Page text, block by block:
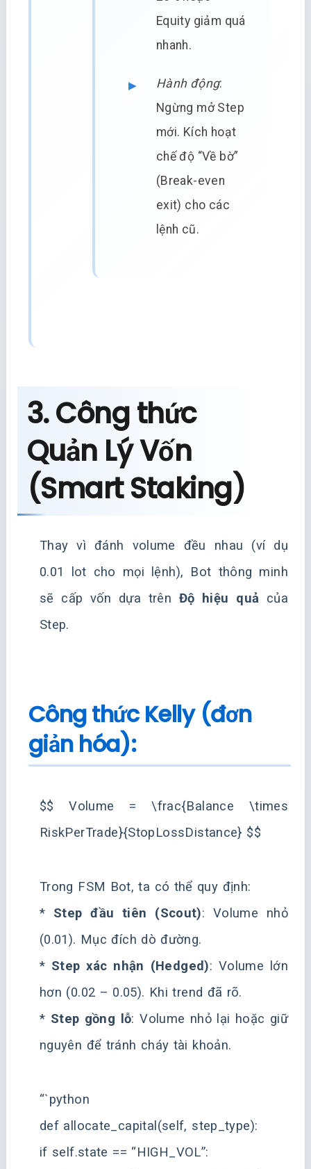
Equity giảm quá
nhanh.
Hành động:
Ngừng mở Step
mới. Kích hoạt
chế độ “Về bờ”
(Break-even
exit) cho các
lệnh cũ.
3. Công thức
Quản Lý Vốn
(Smart Staking)
Thay vì đánh volume đều nhau (ví dụ
0.01 lot cho mọi lệnh), Bot thông minh
sẽ cấp vốn dựa trên Độ hiệu quả của
Step.
Công thức Kelly (đơn
giản hóa):
$$ Volume = \frac{Balance \times
RiskPerTrade}{StopLossDistance} $$
Trong FSM Bot, ta có thể quy định:
* Step đầu tiên (Scout): Volume nhỏ
(0.01). Mục đích dò đường.
* Step xác nhận (Hedged): Volume lớn
hơn (0.02 – 0.05). Khi trend đã rõ.
* Step gồng lỗ: Volume nhỏ lại hoặc giữ
nguyên để tránh cháy tài khoản.
“`python
def allocate_capital(self, step_type):
if self.state == “HIGH_VOL”: